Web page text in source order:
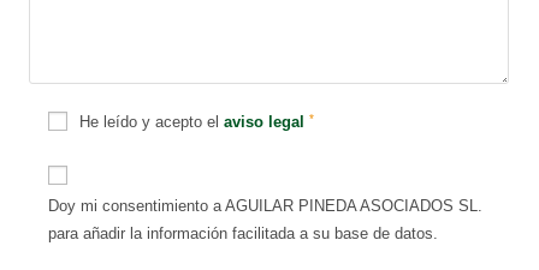
He leído y acepto elaviso legal *
Doy mi consentimiento a AGUILAR PINEDA ASOCIADOS SL.
para añadir la información facilitada a su base de datos.